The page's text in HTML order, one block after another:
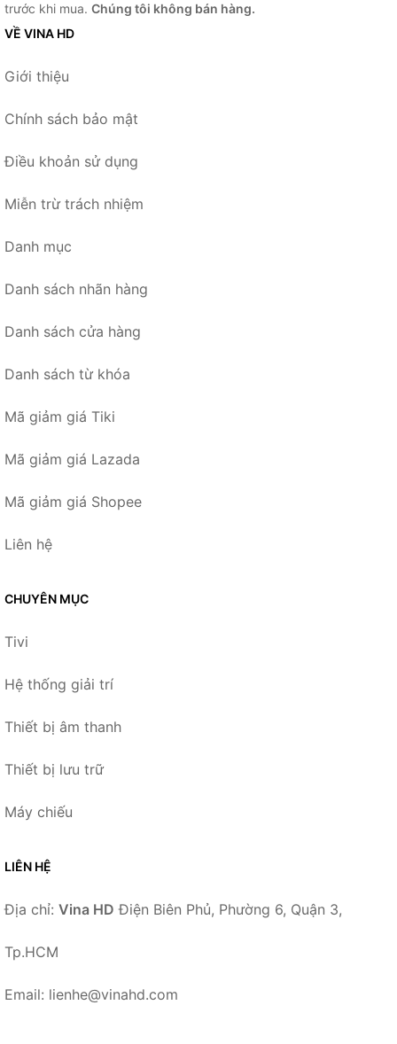
trước khi mua. Chúng tôi không bán hàng.
VỀ VINA HD
Giới thiệu
Chính sách bảo mật
Điều khoản sử dụng
Miễn trừ trách nhiệm
Danh mục
Danh sách nhãn hàng
Danh sách cửa hàng
Danh sách từ khóa
Mã giảm giá Tiki
Mã giảm giá Lazada
Mã giảm giá Shopee
Liên hệ
CHUYÊN MỤC
Tivi
Hệ thống giải trí
Thiết bị âm thanh
Thiết bị lưu trữ
Máy chiếu
LIÊN HỆ
Địa chỉ: Vina HD Điện Biên Phủ, Phường 6, Quận 3,
Tp.HCM
Email: lienhe@vinahd.com